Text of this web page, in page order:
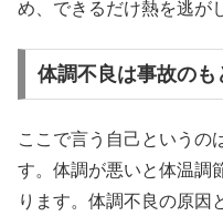
め、できるだけ熱を逃が
体調不良は事故のも
ここで言う自己というの
す。体調が悪いと体温調
ります。体調不良の原因